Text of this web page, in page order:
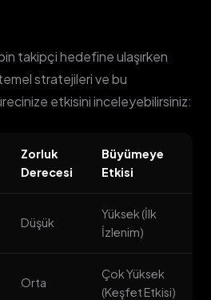
takipçi hedefine ulaşırken
stratejileri ve bu
etkisini inceleyebilirsiniz:
Zorluk
Derecesi
Büyümeye
Etkisi
Düşük
Yüksek (İlk
İzlenim)
Orta
Çok Yüksek
(Keşfet Etkisi)